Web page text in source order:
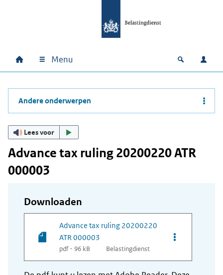
Hoofdnavigatie
Home Menu Open
Andere onderwerpen
Lees voor
Advance tax ruling 20200220 ATR
000003
Downloaden
Advance tax ruling 20200220
ATR 000003
pdf - 96 kB Belastingdienst
Opties van